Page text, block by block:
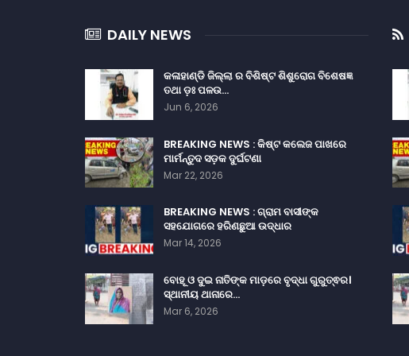
DAILY NEWS
କଳାହାଣ୍ଡି ଜିଲ୍ଲା ର ବିଶିଷ୍ଟ ଶିଶୁରୋଗ ବିଶେଷଜ୍ଞ
ତଥା ଡ଼ଃ ପଳଉ…
Jun 6, 2026
BREAKING NEWS : କିଷ୍ଟ କଲେଜ ପାଖରେ
ମାର୍ମନ୍ତୁଦ ସଡ଼କ ଦୁର୍ଘଟଣା
Mar 22, 2026
BREAKING NEWS : ଗ୍ରାମ ବାସୀଙ୍କ
ସହଯୋଗରେ ହରିଣଛୁଆ ଉଦ୍ଧାର
Mar 14, 2026
ବୋହୂ ଓ ଦୁଇ ନାତିଙ୍କ ମାଡ଼ରେ ବୃଦ୍ଧା ଗୁରୁତ୍ଵର।
ସ୍ଥାନୀୟ ଥାନାରେ…
Mar 6, 2026